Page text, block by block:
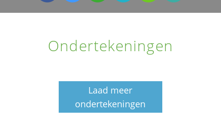
Ondertekeningen
Laad meer
ondertekeningen